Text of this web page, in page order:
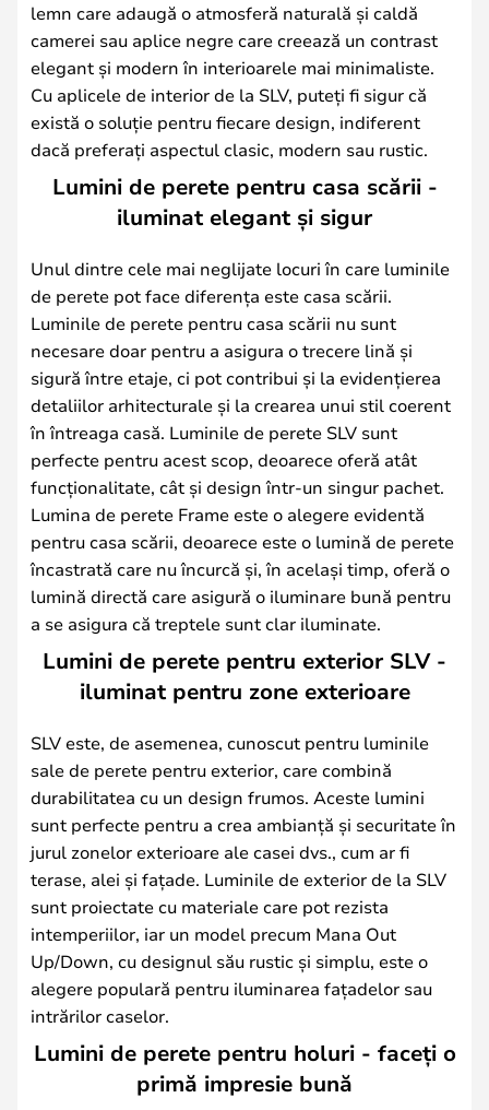
lemn care adaugă o atmosferă naturală și caldă
camerei sau aplice negre care creează un contrast
elegant și modern în interioarele mai minimaliste.
Cu aplicele de interior de la SLV, puteți fi sigur că
există o soluție pentru fiecare design, indiferent
dacă preferați aspectul clasic, modern sau rustic.
Lumini de perete pentru casa scării -
iluminat elegant și sigur
Unul dintre cele mai neglijate locuri în care luminile
de perete pot face diferența este casa scării.
Luminile de perete pentru casa scării nu sunt
necesare doar pentru a asigura o trecere lină și
sigură între etaje, ci pot contribui și la evidențierea
detaliilor arhitecturale și la crearea unui stil coerent
în întreaga casă. Luminile de perete SLV sunt
perfecte pentru acest scop, deoarece oferă atât
funcționalitate, cât și design într-un singur pachet.
Lumina de perete Frame este o alegere evidentă
pentru casa scării, deoarece este o lumină de perete
încastrată care nu încurcă și, în același timp, oferă o
lumină directă care asigură o iluminare bună pentru
a se asigura că treptele sunt clar iluminate.
Lumini de perete pentru exterior SLV -
iluminat pentru zone exterioare
SLV este, de asemenea, cunoscut pentru luminile
sale de perete pentru exterior, care combină
durabilitatea cu un design frumos. Aceste lumini
sunt perfecte pentru a crea ambianță și securitate în
jurul zonelor exterioare ale casei dvs., cum ar fi
terase, alei și fațade. Luminile de exterior de la SLV
sunt proiectate cu materiale care pot rezista
intemperiilor, iar un model precum Mana Out
Up/Down, cu designul său rustic și simplu, este o
alegere populară pentru iluminarea fațadelor sau
intrărilor caselor.
Lumini de perete pentru holuri - faceți o
primă impresie bună